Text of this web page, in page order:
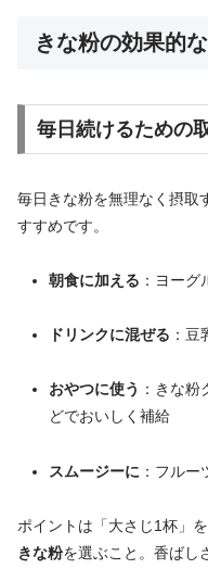
きな粉の効果的
毎日続けるための
毎日きな粉を無理なく摂取
すすめです。
朝食に加える ：ヨー
ドリンクに混ぜる ：
おやつに使う ：きな
どでおいしく補給
スムージーに ：フル
ポイントは「大さじ1杯」
きな粉を選ぶこと。香ばし